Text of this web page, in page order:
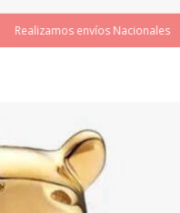
Realizamos envíos Nacionales